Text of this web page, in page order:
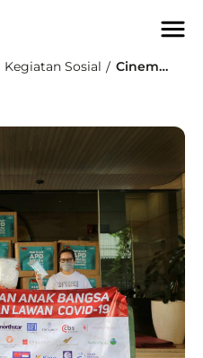
Kegiatan Sosial Cinema XXI Serahkan Donasi APD Dan Masker Medis Kepada Relawan Anak Bangsa